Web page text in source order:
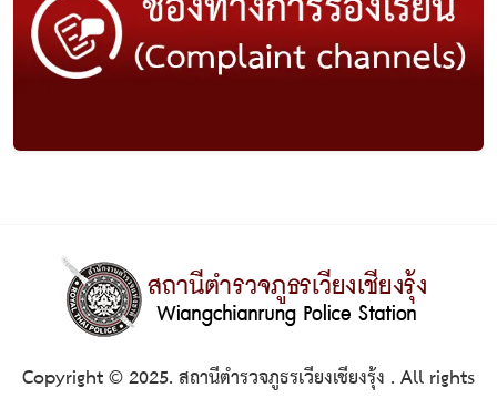
Copyright © 2025. สถานีตำรวจภูธรเวียงเชียงรุ้ง . All rights